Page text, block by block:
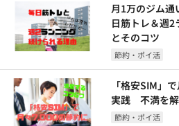
節約・ポイ活
月1万のジム通
日筋トレ＆週
とそのコツ
節約・ポイ活
「格安SIM」
実践 不満を解